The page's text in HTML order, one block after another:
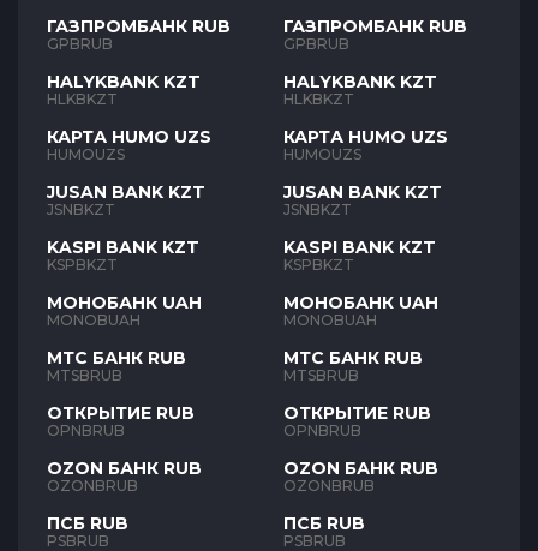
ГАЗПРОМБАНК RUB
GPBRUB
HALYKBANK KZT
HLKBKZT
КАРТА HUMO UZS
HUMOUZS
JUSAN BANK KZT
JSNBKZT
KASPI BANK KZT
KSPBKZT
МОНОБАНК UAH
MONOBUAH
МТС БАНК RUB
MTSBRUB
ОТКРЫТИЕ RUB
OPNBRUB
OZON БАНК RUB
OZONBRUB
ПСБ RUB
PSBRUB
ГАЗПРОМБАНК RUB
GPBRUB
HALYKBANK KZT
HLKBKZT
КАРТА HUMO UZS
HUMOUZS
JUSAN BANK KZT
JSNBKZT
KASPI BANK KZT
KSPBKZT
МОНОБАНК UAH
MONOBUAH
МТС БАНК RUB
MTSBRUB
ОТКРЫТИЕ RUB
OPNBRUB
OZON БАНК RUB
OZONBRUB
ПСБ RUB
PSBRUB